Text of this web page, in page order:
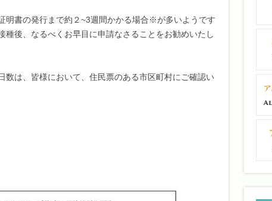
明書の発行まで約２~3週間かかる場合※が多いようです
種後、なるべくお早目に申請なさることをお勧めいたし
は、皆様において、住民票のある市区町村にご確認い